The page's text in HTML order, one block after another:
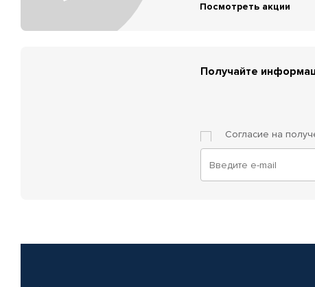
Посмотреть акции
Получайте
Согласие на